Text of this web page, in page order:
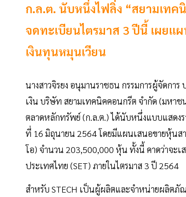
ก.ล.ต. นับหนึ่งไฟลิ่ง “สยามเทค
จดทะเบียนไตรมาส 3 ปีนี้ เผยแ
เงินทุนหมุนเวียน
นางสาวจิรยง อนุมานราชธน กรรมการผู้จัดกา
เงิน บริษัท สยามเทคนิคคอนกรีต จำกัด (มหาช
ตลาดหลักทรัพย์ (ก.ล.ต.) ได้นับหนึ่งแบบแสดงร
ที่ 16 มิถุนายน 2564 โดยมีแผนเสนอขายหุ้น
โอ) จำนวน 203,500,000 หุ้น ทั้งนี้ คาดว่าจะ
ประเทศไทย (SET) ภายในไตรมาส 3 ปี 2564
สำหรับ STECH เป็นผู้ผลิตและจำหน่ายผลิตภัณ